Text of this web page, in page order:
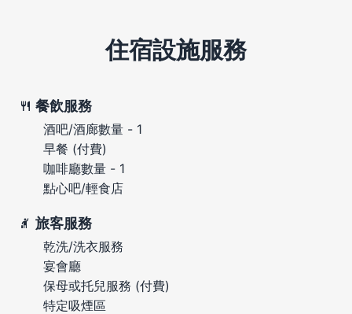
住宿設施服務
餐飲服務
酒吧/酒廊數量 - 1
早餐 (付費)
咖啡廳數量 - 1
點心吧/輕食店
旅客服務
乾洗/洗衣服務
宴會廳
保母或托兒服務 (付費)
特定吸煙區